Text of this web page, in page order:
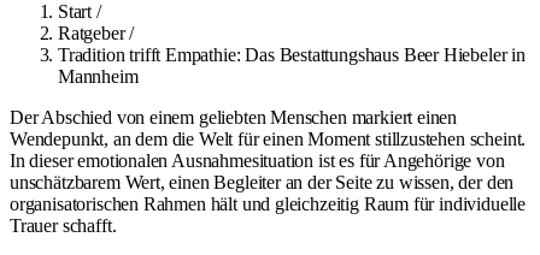
Start /
Ratgeber /
Tradition trifft Empathie: Das Bestattungshaus Beer Hiebeler in
Mannheim
Der Abschied von einem geliebten Menschen markiert einen
Wendepunkt, an dem die Welt für einen Moment stillzustehen scheint.
In dieser emotionalen Ausnahmesituation ist es für Angehörige von
unschätzbarem Wert, einen Begleiter an der Seite zu wissen, der den
organisatorischen Rahmen hält und gleichzeitig Raum für individuelle
Trauer schafft.